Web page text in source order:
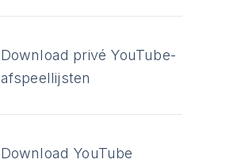
Download privé YouTube-
afspeellijsten
Download YouTube